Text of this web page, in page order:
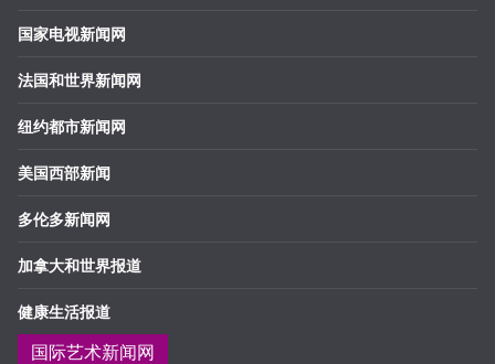
国家电视新闻网
法国和世界新闻网
纽约都市新闻网
美国西部新闻
多伦多新闻网
加拿大和世界报道
健康生活报道
国际艺术新闻网